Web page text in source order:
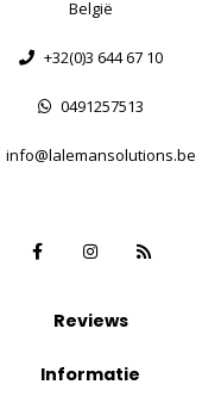
België
+32(0)3 644 67 10
0491257513
info@lalemansolutions.be
Reviews
Informatie